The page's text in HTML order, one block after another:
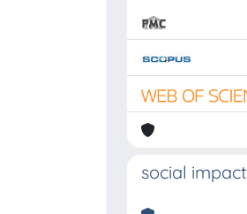
social impact